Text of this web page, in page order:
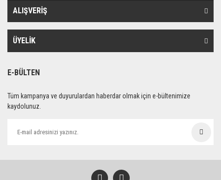
ALIŞVERİŞ
ÜYELİK
E-BÜLTEN
Tüm kampanya ve duyurulardan haberdar olmak için e-bültenimize
kaydolunuz.